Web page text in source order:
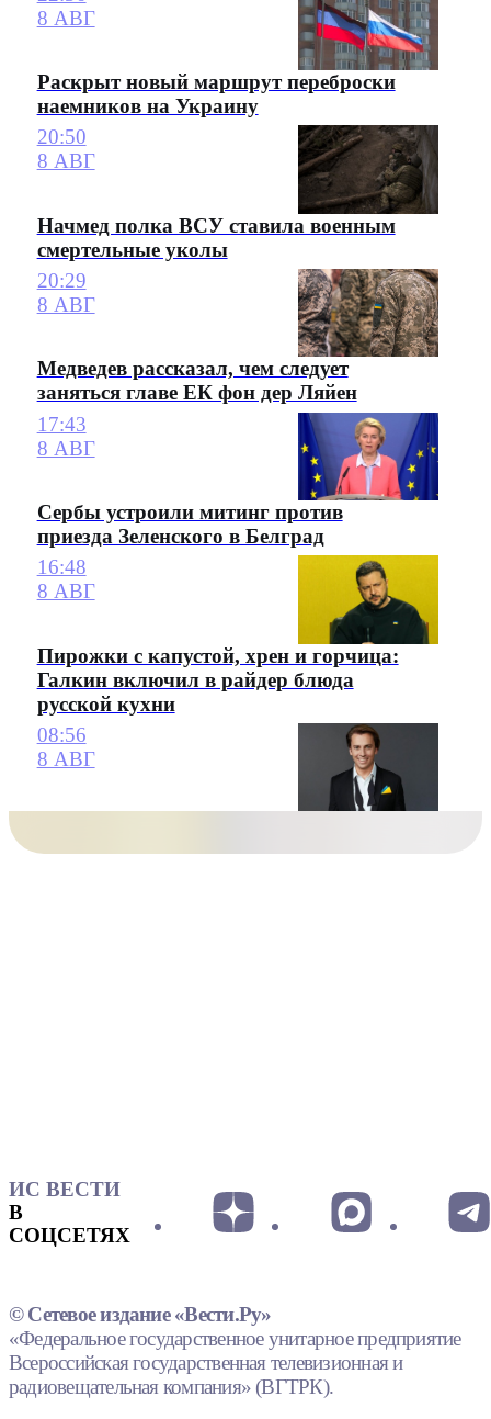
8 АВГ
Раскрыт новый маршрут переброски
наемников на Украину
20:50
8 АВГ
Начмед полка ВСУ ставила военным
смертельные уколы
20:29
8 АВГ
Медведев рассказал, чем следует
заняться главе ЕК фон дер Ляйен
17:43
8 АВГ
Сербы устроили митинг против
приезда Зеленского в Белград
16:48
8 АВГ
Пирожки с капустой, хрен и горчица:
Галкин включил в райдер блюда
русской кухни
08:56
8 АВГ
ИС ВЕСТИ
В
СОЦСЕТЯХ
© Сетевое издание «Вести.Ру»
«Федеральное государственное унитарное предприятие
Всероссийская государственная телевизионная и
радиовещательная компания» (ВГТРК).